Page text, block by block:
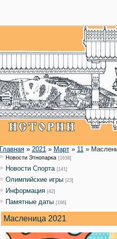
Главная» 2021 » Март » 11»
Новости Этнопарка [1638]
Новости Cпорта [141]
Олимпийские игры [23]
Информация [42]
Памятные даты [166]
Масленица 2021